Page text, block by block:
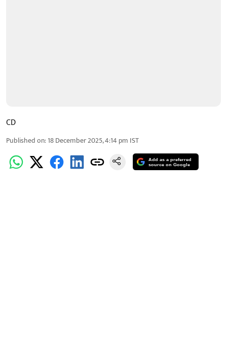
CD
Published on:18 December 2025, 4:14 pm IST
Add as a preferred
source on Google